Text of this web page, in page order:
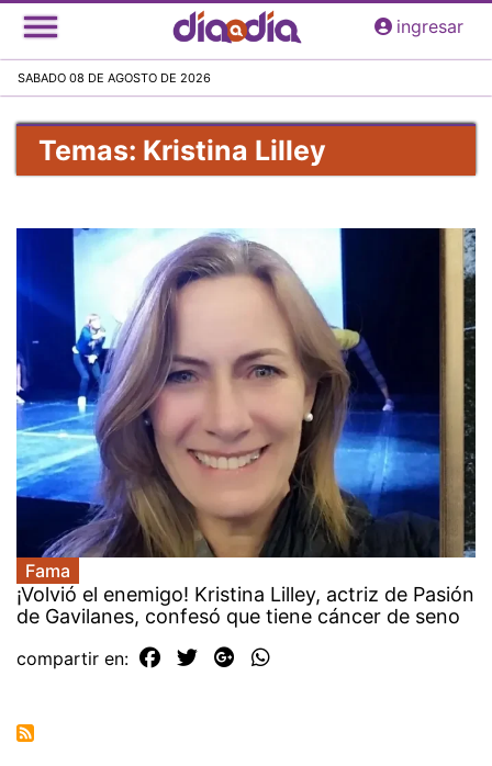
Pasar
al
principal
ingresar
SABADO 08 DE AGOSTO DE 2026
Temas: Kristina Lilley
Fama
¡Volvió el enemigo! Kristina Lilley, actriz de Pasión
de Gavilanes, confesó que tiene cáncer de seno
compartir en: